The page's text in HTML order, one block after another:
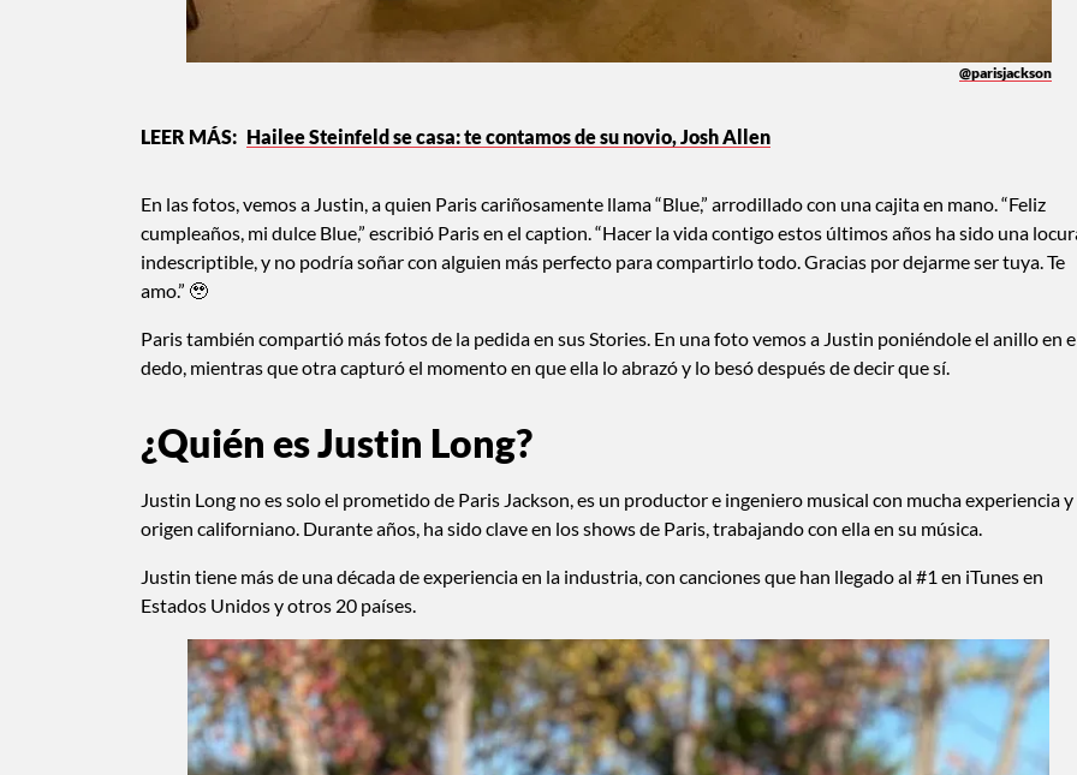
@parisjackson
Hailee Steinfeld se casa: te contamos de su novio, Josh Allen
En las fotos, vemos a Justin, a quien Paris cariñosamente llama “Blue,” arrodillado con una cajita en mano. “Feliz
cumpleaños, mi dulce Blue,” escribió Paris en el caption. “Hacer la vida contigo estos últimos años ha sido una
indescriptible, y no podría soñar con alguien más perfecto para compartirlo todo. Gracias por dejarme ser tuya. Te
amo.” 🥹
Paris también compartió más fotos de la pedida en sus Stories. En una foto vemos a Justin poniéndole el anillo en
dedo, mientras que otra capturó el momento en que ella lo abrazó y lo besó después de decir que sí.
¿Quién es Justin Long?
Justin Long no es solo el prometido de Paris Jackson, es un productor e ingeniero musical con mucha experiencia y
origen californiano. Durante años, ha sido clave en los shows de Paris, trabajando con ella en su música.
Justin tiene más de una década de experiencia en la industria, con canciones que han llegado al #1 en iTunes en
Estados Unidos y otros 20 países.